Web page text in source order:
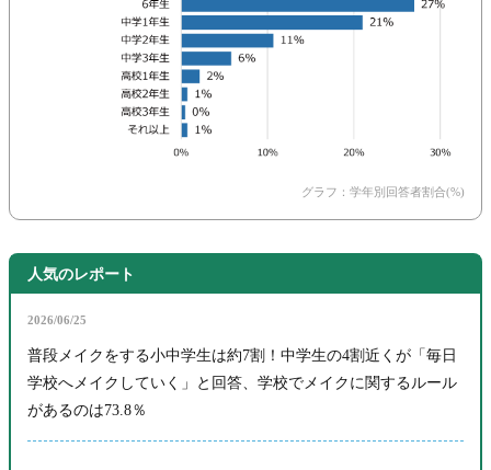
グラフ：学年別回答者割合(%)
人気のレポート
2026/06/25
普段メイクをする小中学生は約7割！中学生の4割近くが「毎日
学校へメイクしていく」と回答、学校でメイクに関するルール
があるのは73.8％